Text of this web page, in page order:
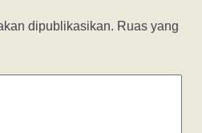
dipublikasikan. Ruas yang